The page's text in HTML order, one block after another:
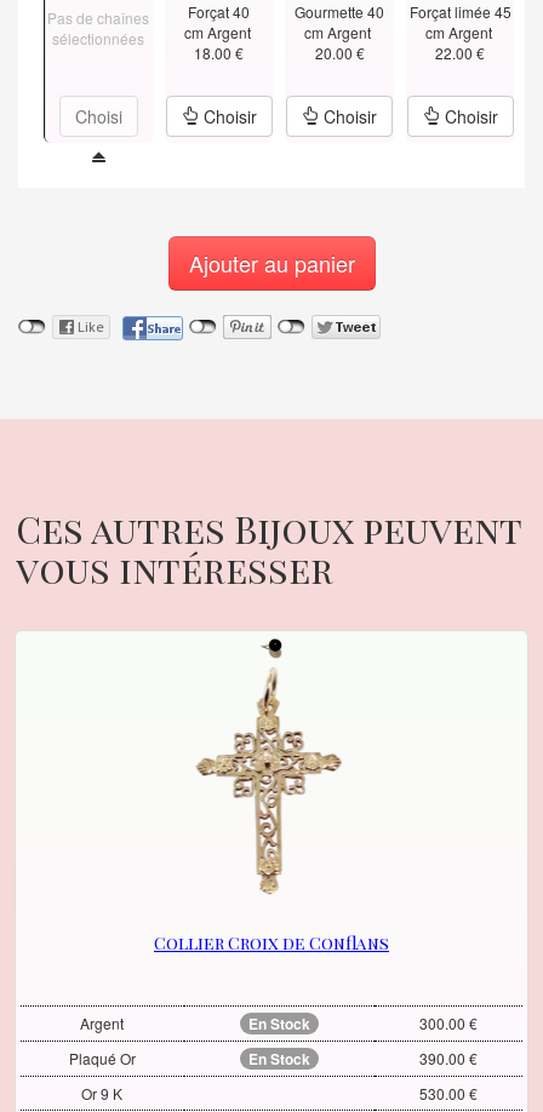
Pas de chaînes
sélectionnées
Choisi
Forçat 40
cm Argent
18.00 €
Choisir
Gourmette 40
cm Argent
20.00 €
Choisir
Forçat limée 45
cm Argent
22.00 €
Choisir
Ajouter au panier
Ces autres Bijoux peuvent
vous intéresser
Collier Croix de Conflans
Argent En Stock
300.00 €
Plaqué Or
En Stock
390.00 €
Or 9 K
530.00 €